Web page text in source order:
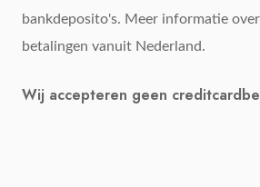
bankdeposito's. Meer informatie
betalingen vanuit Nederland.
Wij accepteren geen